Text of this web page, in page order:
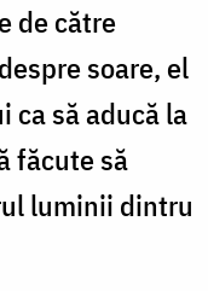
de către
soare, el
ca să aducă la
făcute să
luminii dintru